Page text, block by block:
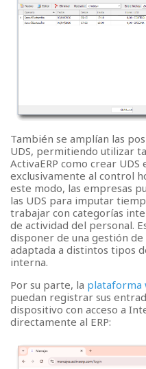
También se amplían las
UDS, permitiendo utilizar
ActivaERP como crear
exclusivamente al control
este modo, las empresas
las UDS para imputar
trabajar con categorías
de actividad del personal.
disponer de una gestión
adaptada a distintos tipos
interna.
Por su parte, la plataforma
puedan registrar sus
dispositivo con acceso a
directamente al ERP: